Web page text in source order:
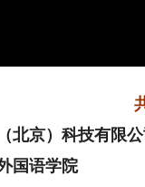
京）科技有限公
国语学院